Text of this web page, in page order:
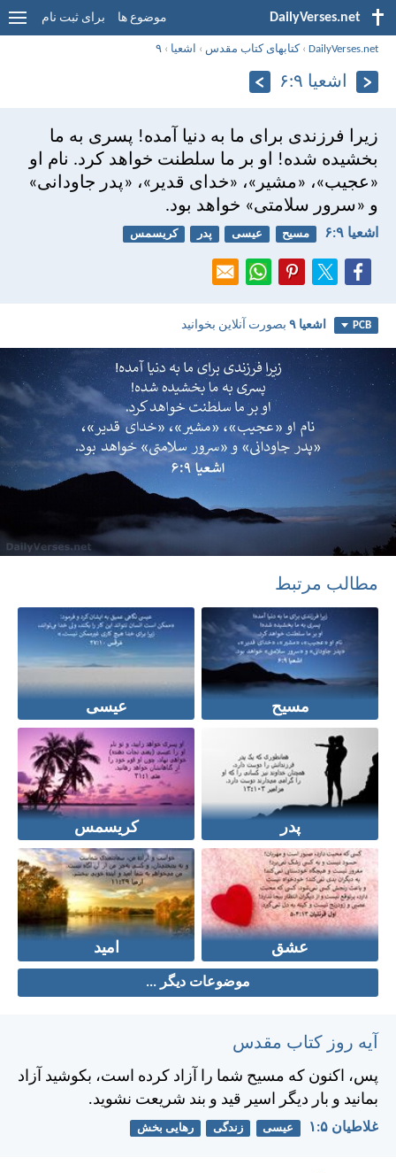
DailyVerses.net موضوع ها برای ثبت نام
DailyVerses.net
›کتابهای کتاب مقدس › اشعيا ›۹
اشعيا ۹:‏۶
زيرا فرزندی برای ما به دنیا آمده! پسری به ما
بخشيده شده! او بر ما سلطنت خواهد كرد. نام او
«عجيب»، «مشير»، «خدای قدير»، «پدر جاودانی»
و «سرور سلامتی» خواهد بود.
اشعيا ۹:‏۶ مسیح عیسی پدر کریسمس
PCB اشعيا ۹ بصورت آنلاین بخوانید
مطالب مرتبط
مسیح عیسی
پدر کریسمس
عشق امید
موضوعات دیگر ...
آیه روز کتاب مقدس
پس، اكنون كه مسيح شما را آزاد كرده است، بكوشيد آزاد
بمانيد و بار ديگر اسير قيد و بند شريعت نشويد.
غلاطيان ۵:‏۱ عیسی زندگی رهایی بخش